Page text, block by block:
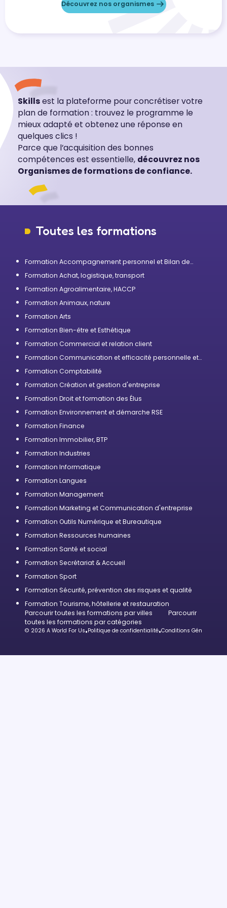
Découvrez nos organismes
Skillsest la plateforme pour concrétiser votre
plan de formation : trouvez le programme le
mieux adapté et obtenez une réponse en
quelques clics !
Parce que l’acquisition des bonnes
compétences est essentielle, découvrez nos
Organismes de formations de confiance.
Toutes les formations
Formation Accompagnement personnel et Bilan de
Formation Achat, logistique, transport
Formation Agroalimentaire, HACCP
Formation Animaux, nature
Formation Arts
Formation Bien-être et Esthétique
Formation Commercial et relation client
Formation Communication et efficacité personnelle et
Formation Comptabilité
Formation Création et gestion d'entreprise
Formation Droit et formation des Élus
Formation Environnement et démarche RSE
Formation Finance
Formation Immobilier, BTP
Formation Industries
Formation Informatique
Formation Langues
Formation Management
Formation Marketing et Communication d'entreprise
Formation Outils Numérique et Bureautique
Formation Ressources humaines
Formation Santé et social
Formation Secrétariat & Accueil
Formation Sport
Formation Sécurité, prévention des risques et qualité
Formation Tourisme, hôtellerie et restauration
Parcourir toutes les formations par villes
Parcourir
toutes les formations par catégories
© 2026 A World For Us•Politique de confidentialité•Conditions Générales